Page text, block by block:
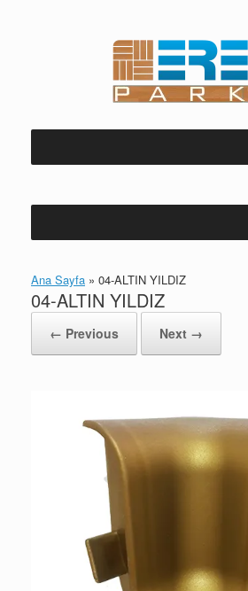
Ana Sayfa » 04-ALTIN YILDIZ
04-ALTIN YILDIZ
← Previous Next →